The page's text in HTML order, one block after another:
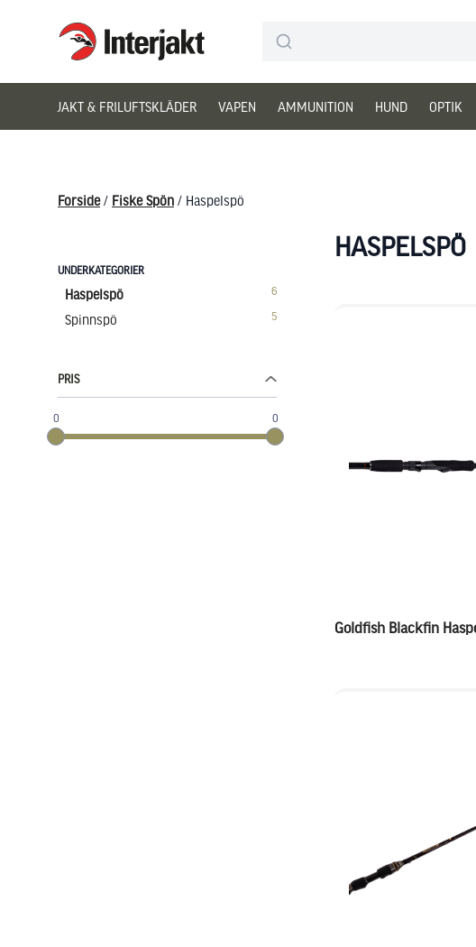
Interjakt DK
JAKT & FRILUFTSKLÄDER VAPEN AMMUNITION HUND OPTIK
Forside/ Fiske Spön / Haspelspö
UNDERKATEGORIER
Haspelspö 6
Spinnspö 5
PRIS
0 0
HASPELSPÖ
Goldfish Blackfin